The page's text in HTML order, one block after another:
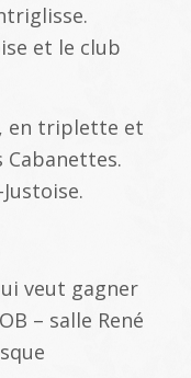
et le club
en triplette et
Cabanettes.
veut gagner
– salle René